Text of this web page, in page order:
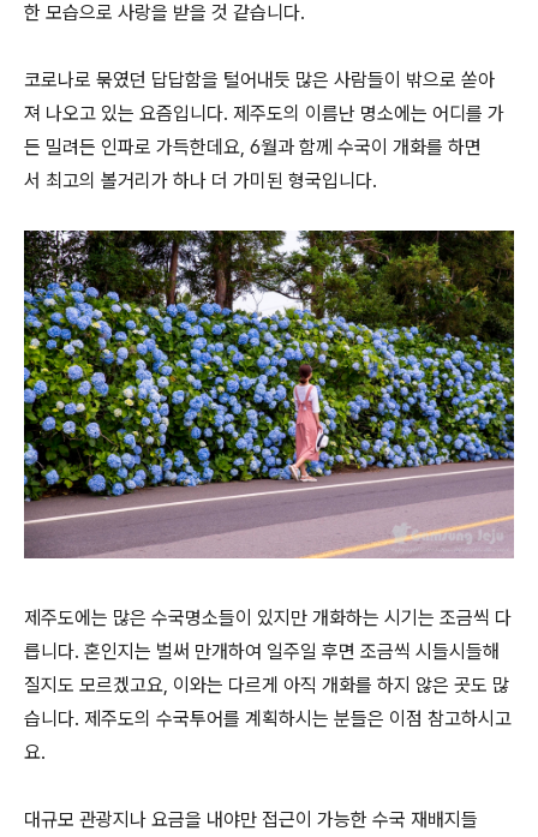
한 모습으로 사랑을 받을 것 같습니다.
코로나로 묶였던 답답함을 털어내듯 많은 사람들이 밖으로 쏟아
져 나오고 있는 요즘입니다. 제주도의 이름난 명소에는 어디를 가
든 밀려든 인파로 가득한데요, 6월과 함께 수국이 개화를 하면
서 최고의 볼거리가 하나 더 가미된 형국입니다.
제주도에는 많은 수국명소들이 있지만 개화하는 시기는 조금씩 다
릅니다. 혼인지는 벌써 만개하여 일주일 후면 조금씩 시들시들해
질지도 모르겠고요, 이와는 다르게 아직 개화를 하지 않은 곳도 많
습니다. 제주도의 수국투어를 계획하시는 분들은 이점 참고하시고
요.
대규모 관광지나 요금을 내야만 접근이 가능한 수국 재배지들